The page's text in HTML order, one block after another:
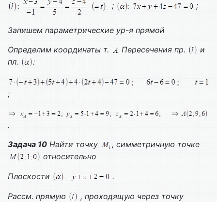
; ;
Запишем параметрические ур-я прямой
Определим координаты т.
Пересечения пр.
и
пл.
:
;
.
Задача 10 Найти точку
, симметричную точке
относительно
Плоскости .
Рассм. прямую
, проходящую через точку